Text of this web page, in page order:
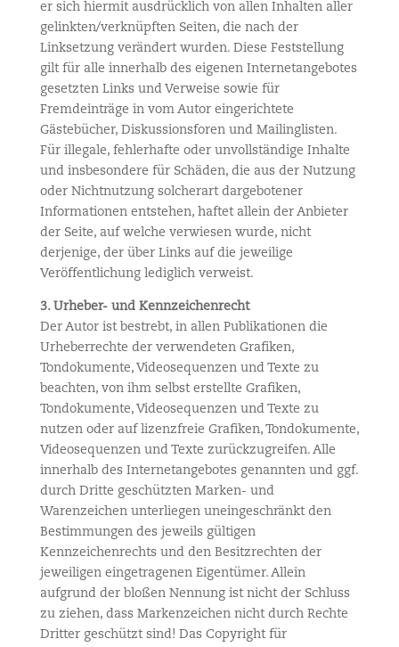
er sich hiermit ausdrücklich von allen Inhalten aller
gelinkten/verknüpften Seiten, die nach der
Linksetzung verändert wurden. Diese Feststellung
gilt für alle innerhalb des eigenen Internetangebotes
gesetzten Links und Verweise sowie für
Fremdeinträge in vom Autor eingerichtete
Gästebücher, Diskussionsforen und Mailinglisten.
Für illegale, fehlerhafte oder unvollständige Inhalte
und insbesondere für Schäden, die aus der Nutzung
oder Nichtnutzung solcherart dargebotener
Informationen entstehen, haftet allein der Anbieter
der Seite, auf welche verwiesen wurde, nicht
derjenige, der über Links auf die jeweilige
Veröffentlichung lediglich verweist.
3. Urheber- und Kennzeichenrecht
Der Autor ist bestrebt, in allen Publikationen die
Urheberrechte der verwendeten Grafiken,
Tondokumente, Videosequenzen und Texte zu
beachten, von ihm selbst erstellte Grafiken,
Tondokumente, Videosequenzen und Texte zu
nutzen oder auf lizenzfreie Grafiken, Tondokumente,
Videosequenzen und Texte zurückzugreifen. Alle
innerhalb des Internetangebotes genannten und ggf.
durch Dritte geschützten Marken- und
Warenzeichen unterliegen uneingeschränkt den
Bestimmungen des jeweils gültigen
Kennzeichenrechts und den Besitzrechten der
jeweiligen eingetragenen Eigentümer. Allein
aufgrund der bloßen Nennung ist nicht der Schluss
zu ziehen, dass Markenzeichen nicht durch Rechte
Dritter geschützt sind! Das Copyright für